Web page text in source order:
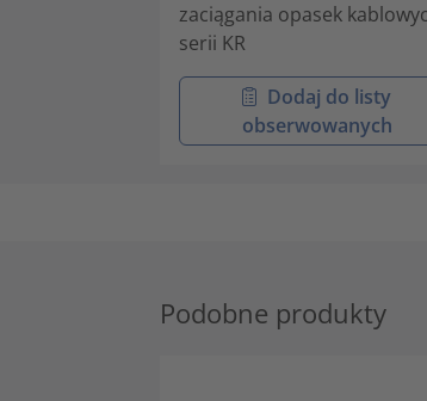
zaciągania opasek
serii KR
Dodaj do listy
obserwowanych
Podobne produkty